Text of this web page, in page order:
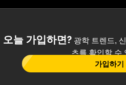
오늘 가입하면?광학 트렌드,
츠를 확인할 수
가입하기